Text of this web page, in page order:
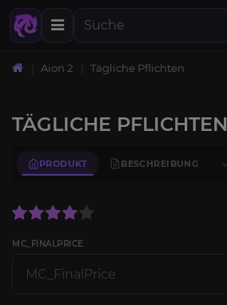
Aion 2 Tägliche Pflichten
TÄGLICHE PFLICHTEN
PRODUKT BESCHREIBUNG
MC_FINALPRICE